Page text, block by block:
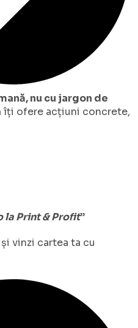
nu cu jargon de
îți ofere acțiuni concrete,
la Print & Profit”
vinzi cartea ta cu